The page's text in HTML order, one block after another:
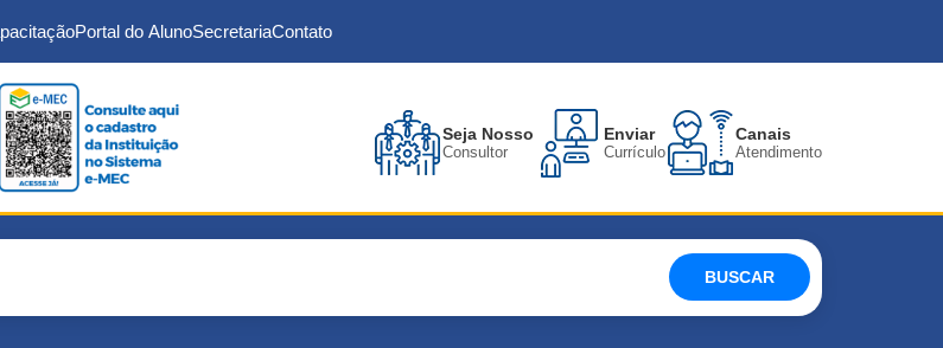
Portal do AlunoSecretariaContato
Seja Nosso
Consultor
Enviar
Currículo
Canais
Atendimento
BUSCAR